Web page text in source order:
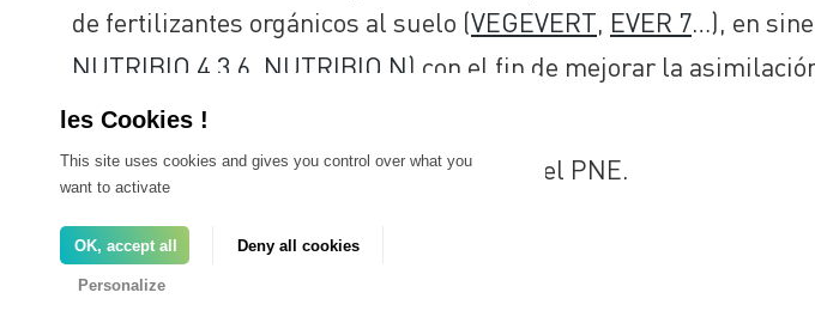
de fertilizantes orgánicos al suelo (VEGEVERT, EVER 7…), en
NUTRIBIO 4.3.6 NUTRIBIO N) con el fin de mejorar la
Contáctenospara más información sobre el PNE.
This site uses cookies and gives you control over what you
want to activate
OK, accept all Deny all cookies
Personalize